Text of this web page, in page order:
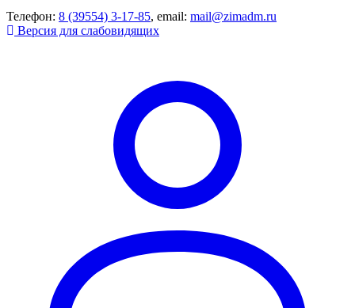
Телефон: 8 (39554) 3-17-85, email: mail@zimadm.ru
Версия для слабовидящих